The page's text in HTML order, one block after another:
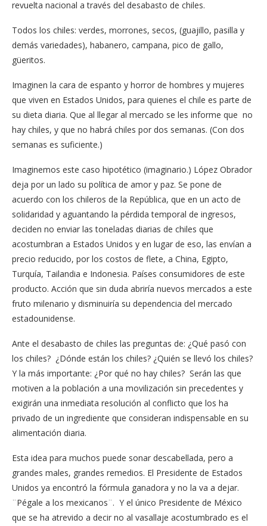
revuelta nacional a través del desabasto de chiles.
Todos los chiles: verdes, morrones, secos, (guajillo, pasilla y
demás variedades), habanero, campana, pico de gallo,
güeritos.
Imaginen la cara de espanto y horror de hombres y mujeres
que viven en Estados Unidos, para quienes el chile es parte de
su dieta diaria. Que al llegar al mercado se les informe que no
hay chiles, y que no habrá chiles por dos semanas. (Con dos
semanas es suficiente.)
Imaginemos este caso hipotético (imaginario.) López Obrador
deja por un lado su política de amor y paz. Se pone de
acuerdo con los chileros de la República, que en un acto de
solidaridad y aguantando la pérdida temporal de ingresos,
deciden no enviar las toneladas diarias de chiles que
acostumbran a Estados Unidos y en lugar de eso, las envían a
precio reducido, por los costos de flete, a China, Egipto,
Turquía, Tailandia e Indonesia. Países consumidores de este
producto. Acción que sin duda abriría nuevos mercados a este
fruto milenario y disminuiría su dependencia del mercado
estadounidense.
Ante el desabasto de chiles las preguntas de: ¿Qué pasó con
los chiles? ¿Dónde están los chiles? ¿Quién se llevó los chiles?
Y la más importante: ¿Por qué no hay chiles? Serán las que
motiven a la población a una movilización sin precedentes y
exigirán una inmediata resolución al conflicto que los ha
privado de un ingrediente que consideran indispensable en su
alimentación diaria.
Esta idea para muchos puede sonar descabellada, pero a
grandes males, grandes remedios. El Presidente de Estados
Unidos ya encontró la fórmula ganadora y no la va a dejar.
¨Pégale a los mexicanos¨. Y el único Presidente de México
que se ha atrevido a decir no al vasallaje acostumbrado es el